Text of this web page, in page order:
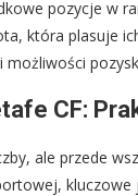
pozycje w
która plasuje
CF:
ale przede